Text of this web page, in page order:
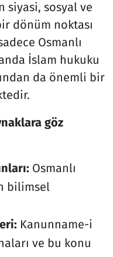
siyasi, sosyal ve
dönüm noktası
Osmanlı
İslam hukuku
da önemli bir
göz
Osmanlı
bilimsel
Kanunname-i
ve bu konu